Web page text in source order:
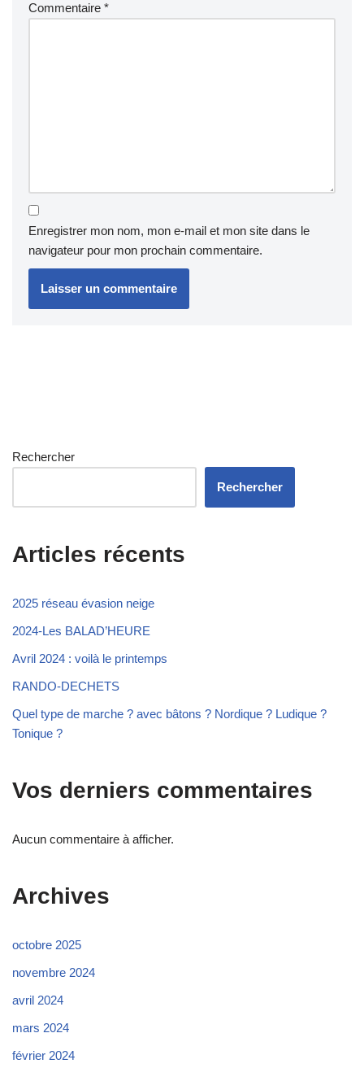
Commentaire *
Enregistrer mon nom, mon e-mail et mon site dans le
navigateur pour mon prochain commentaire.
Rechercher
Rechercher
Articles récents
2025 réseau évasion neige
2024-Les BALAD’HEURE
Avril 2024 : voilà le printemps
RANDO-DECHETS
Quel type de marche ? avec bâtons ? Nordique ? Ludique ?
Tonique ?
Vos derniers commentaires
Aucun commentaire à afficher.
Archives
octobre 2025
novembre 2024
avril 2024
mars 2024
février 2024